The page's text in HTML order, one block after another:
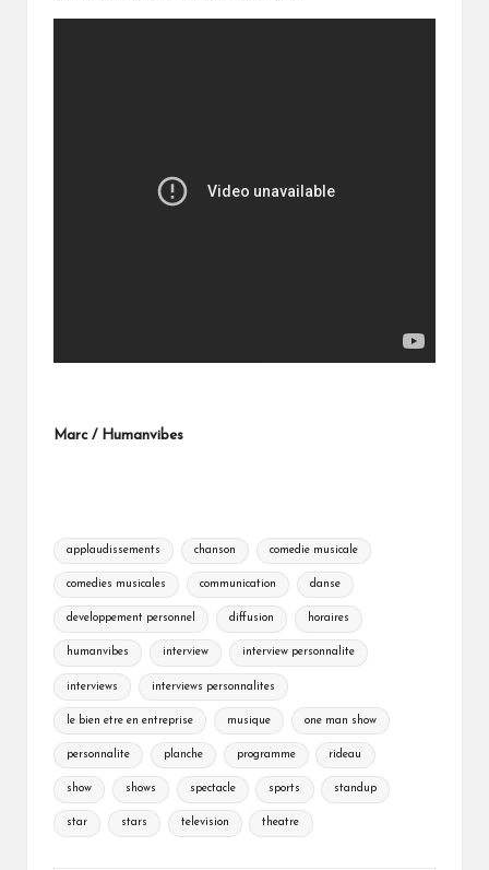
Marc / Humanvibes
Tags:
applaudissements chanson comedie musicale
comedies musicales communication danse
developpement personnel diffusion horaires
humanvibes interview interview personnalite
interviews interviews personnalites
le bien etre en entreprise musique one man show
personnalite planche programme rideau
show shows spectacle sports standup
star stars television theatre